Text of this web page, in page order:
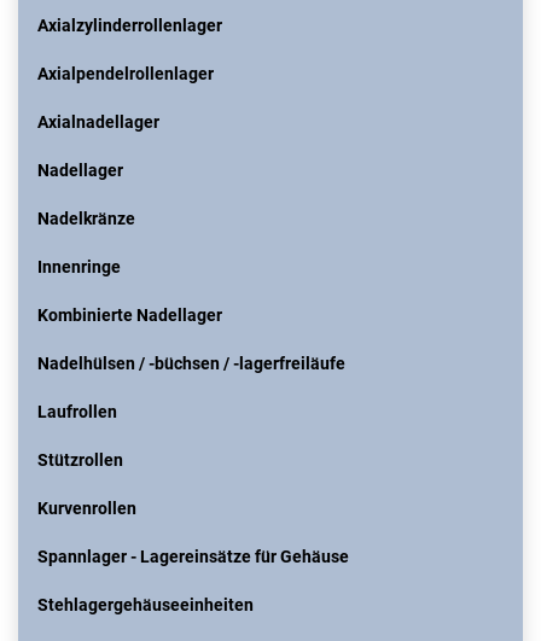
Axialzylinderrollenlager
Axialpendelrollenlager
Axialnadellager
Nadellager
Nadelkränze
Innenringe
Kombinierte Nadellager
Nadelhülsen / -büchsen / -lagerfreiläufe
Laufrollen
Stützrollen
Kurvenrollen
Spannlager - Lagereinsätze für Gehäuse
Stehlagergehäuseeinheiten